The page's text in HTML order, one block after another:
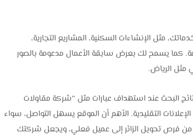
مثل الإنشاءات السكنية، المشاريع التجارية،
كما يسمح لك بعرض سابقة الأعمال مدعومة بالصور
مثل الرياض.
البحث عند استهداف عبارات مثل “شركة مقاولات
التقليدية. الأهم أن الموقع يسهل التواصل، سواء
فرص تحويل الزائر إلى عميل فعلي، ويجعل شركتك